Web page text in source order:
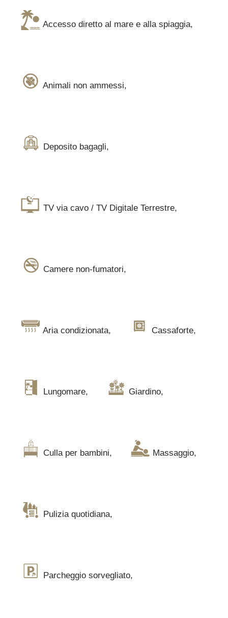
Accesso diretto al mare e alla spiaggia,
Animali non ammessi,
Deposito bagagli,
TV via cavo / TV Digitale Terrestre,
Camere non-fumatori,
Aria condizionata, Cassaforte,
Lungomare, Giardino,
Culla per bambini, Massaggio,
Pulizia quotidiana,
Parcheggio sorvegliato,